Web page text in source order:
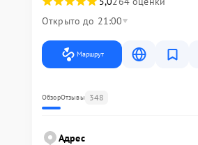
Открыто до 21:00
Маршрут
ОбзорОтзывы 348
Адрес